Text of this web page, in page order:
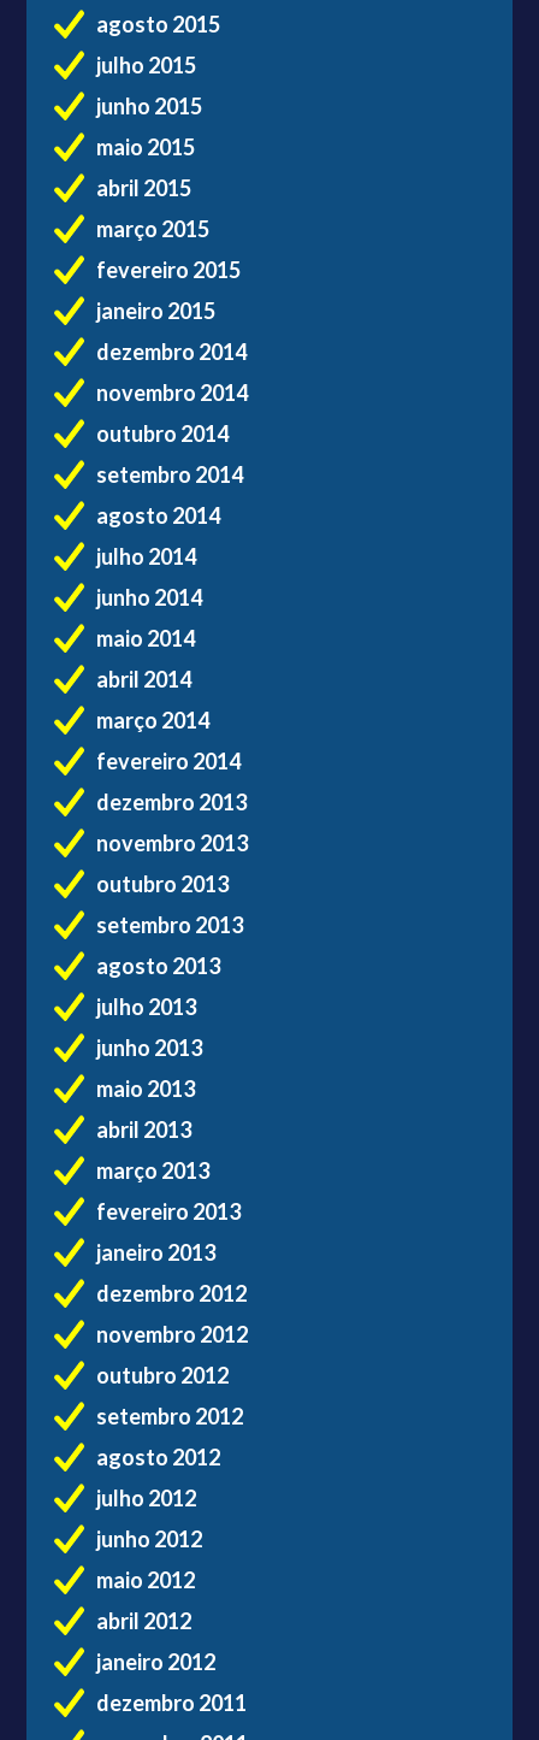
agosto 2015
julho 2015
junho 2015
maio 2015
abril 2015
março 2015
fevereiro 2015
janeiro 2015
dezembro 2014
novembro 2014
outubro 2014
setembro 2014
agosto 2014
julho 2014
junho 2014
maio 2014
abril 2014
março 2014
fevereiro 2014
dezembro 2013
novembro 2013
outubro 2013
setembro 2013
agosto 2013
julho 2013
junho 2013
maio 2013
abril 2013
março 2013
fevereiro 2013
janeiro 2013
dezembro 2012
novembro 2012
outubro 2012
setembro 2012
agosto 2012
julho 2012
junho 2012
maio 2012
abril 2012
janeiro 2012
dezembro 2011